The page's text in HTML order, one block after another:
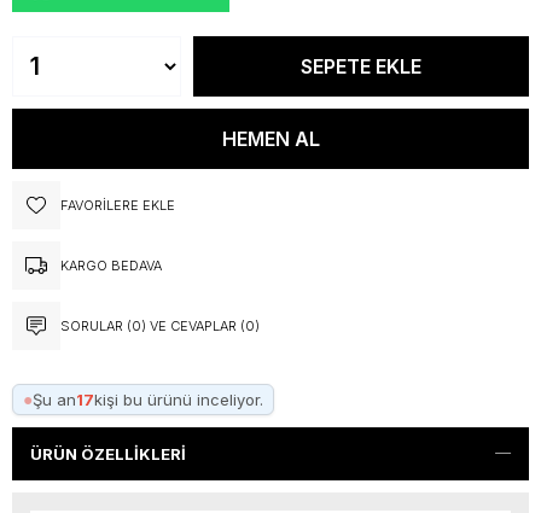
FAVORILERE EKLE
KARGO BEDAVA
SORULAR (0) VE CEVAPLAR (0)
●Şu an17kişi bu ürünü inceliyor.
ÜRÜN ÖZELLIKLERI